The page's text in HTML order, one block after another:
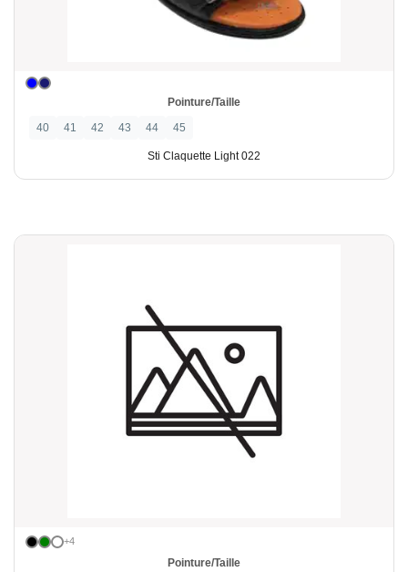
Pointure/Taille
40
41 42 43 44 45
Sti Claquette Light 022
+4
Pointure/Taille